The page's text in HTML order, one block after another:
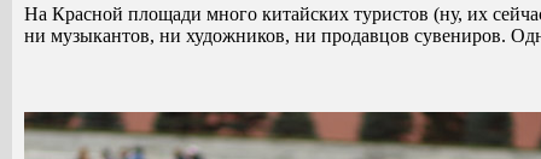
На Красной площади много китайских туристов (ну, их
ни музыкантов, ни художников, ни продавцов сувениров.